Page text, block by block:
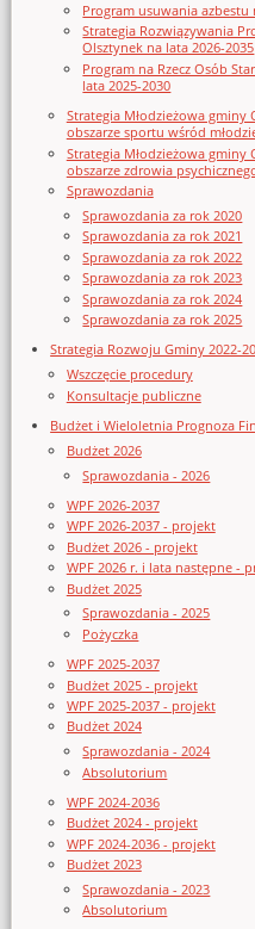
Program usuwania azbestu
Strategia Rozwiązywania
Olsztynek na lata 2026-2035
Program na Rzecz Osób
lata 2025-2030
Strategia Młodzieżowa gminy
obszarze sportu wśród
Strategia Młodzieżowa gminy
obszarze zdrowia
Sprawozdania
Sprawozdania za rok 2020
Sprawozdania za rok 2021
Sprawozdania za rok 2022
Sprawozdania za rok 2023
Sprawozdania za rok 2024
Sprawozdania za rok 2025
Strategia Rozwoju Gminy 2022-
Wszczęcie procedury
Konsultacje publiczne
Budżet i Wieloletnia Prognoza
Budżet 2026
Sprawozdania - 2026
WPF 2026-2037
WPF 2026-2037 - projekt
Budżet 2026 - projekt
WPF 2026 r. i lata następne -
Budżet 2025
Sprawozdania - 2025
Pożyczka
WPF 2025-2037
Budżet 2025 - projekt
WPF 2025-2037 - projekt
Budżet 2024
Sprawozdania - 2024
Absolutorium
WPF 2024-2036
Budżet 2024 - projekt
WPF 2024-2036 - projekt
Budżet 2023
Sprawozdania - 2023
Absolutorium